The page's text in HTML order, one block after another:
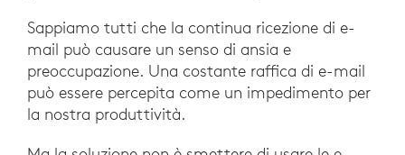
Sappiamo tutti che la continua ricezione di e-
mail può causare un senso di ansia e
preoccupazione. Una costante raffica di e-mail
può essere percepita come un impedimento per
la nostra produttività.